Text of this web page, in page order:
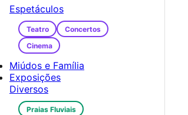
Espetáculos
Teatro
Concertos
Cinema
Miúdos e Família
Exposições
Diversos
Praias Fluviais